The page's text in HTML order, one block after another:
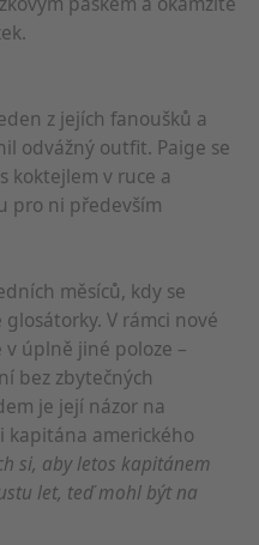
z jejích fanoušků a
odvážný outfit. Paige se
koktejlem v ruce a
pro ni především
měsíců, kdy se
V rámci nové
v úplně jiné poloze –
bez zbytečných
je její názor na
kapitána amerického
si, aby letos kapitánem
let, teď mohl být na